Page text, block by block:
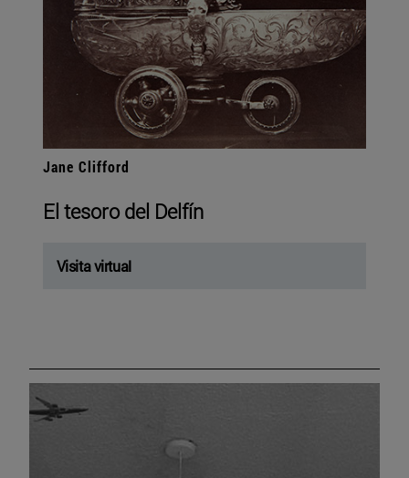
Jane Clifford
El tesoro del Delfín
Visita virtual